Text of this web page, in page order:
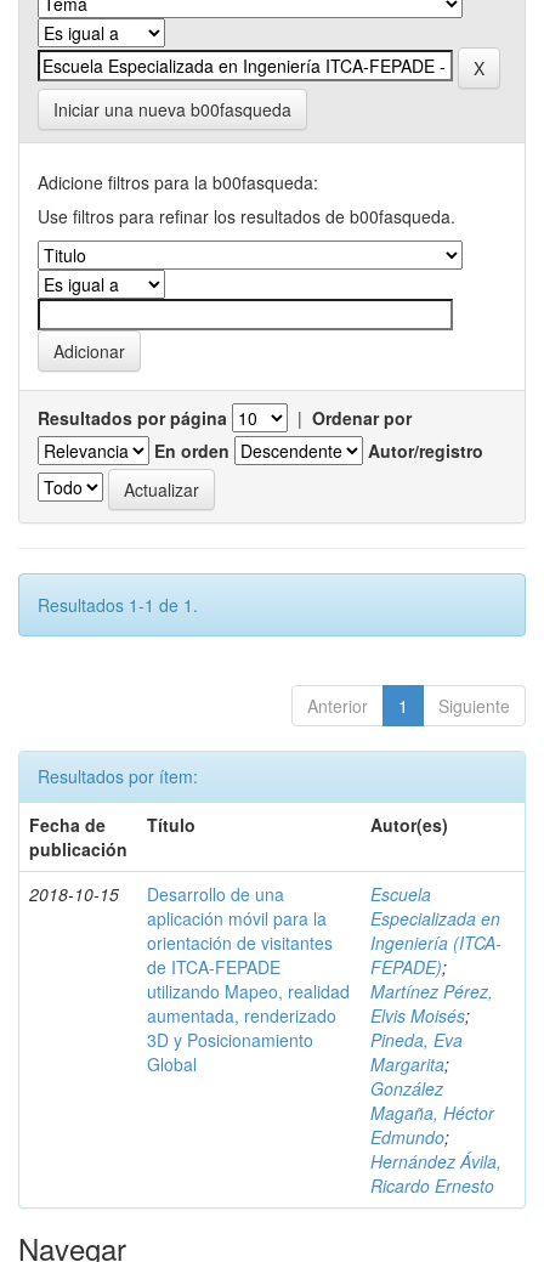
Iniciar una nueva b00fasqueda
Adicione filtros para la b00fasqueda:
Use filtros para refinar los resultados de b00fasqueda.
Resultados por página | Ordenar por
En orden
Autor/registro
Resultados 1-1 de 1.
Anterior 1 Siguiente
Resultados por ítem:
Fecha de
publicación
Título Autor(es)
2018-10-15
Desarrollo de una
aplicación móvil para la
orientación de visitantes
de ITCA-FEPADE
utilizando Mapeo, realidad
aumentada, renderizado
3D y Posicionamiento
Global
Escuela
Especializada en
Ingeniería (ITCA-
FEPADE);
Martínez Pérez,
Elvis Moisés;
Pineda, Eva
Margarita;
González
Magaña, Héctor
Edmundo;
Hernández Ávila,
Ricardo Ernesto
Navegar